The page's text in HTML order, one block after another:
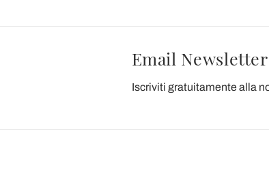
Email Newsletter
Iscriviti gratuitamente alla